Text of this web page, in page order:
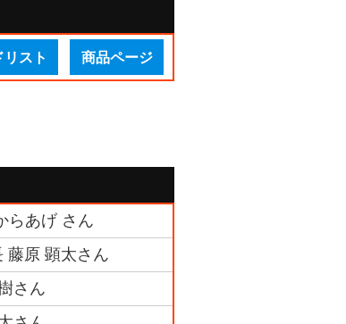
リスト 商品ページ
らあげ さん
藤原 顕太さん
さん